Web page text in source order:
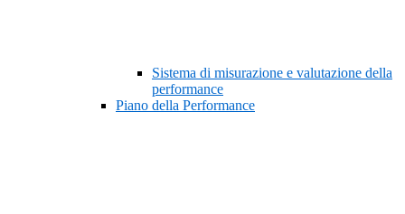
Sistema di misurazione e valutazione della
performance
Piano della Performance